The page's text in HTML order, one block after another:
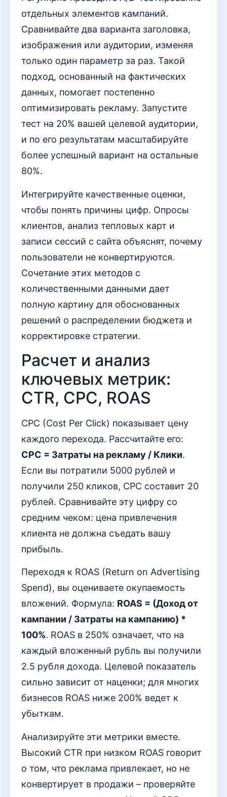
отдельных элементов кампаний.
Сравнивайте два варианта заголовка,
изображения или аудитории, изменяя
только один параметр за раз. Такой
подход, основанный на фактических
данных, помогает постепенно
оптимизировать рекламу. Запустите
тест на 20% вашей целевой аудитории,
и по его результатам масштабируйте
более успешный вариант на остальные
80%.
Интегрируйте качественные оценки,
чтобы понять причины цифр. Опросы
клиентов, анализ тепловых карт и
записи сессий с сайта объяснят, почему
пользователи не конвертируются.
Сочетание этих методов с
количественными данными дает
полную картину для обоснованных
решений о распределении бюджета и
корректировке стратегии.
Расчет и анализ
ключевых метрик:
CTR, CPC, ROAS
CPC (Cost Per Click) показывает цену
каждого перехода. Рассчитайте его:
CPC = Затраты на рекламу / Клики.
Если вы потратили 5000 рублей и
получили 250 кликов, CPC составит 20
рублей. Сравнивайте эту цифру со
средним чеком: цена привлечения
клиента не должна съедать вашу
прибыль.
Переходя к ROAS (Return on Advertising
Spend), вы оцениваете окупаемость
вложений. Формула: ROAS = (Доход от
кампании / Затраты на кампанию) *
100%. ROAS в 250% означает, что на
каждый вложенный рубль вы получили
2.5 рубля дохода. Целевой показатель
сильно зависит от наценки; для многих
бизнесов ROAS ниже 200% ведет к
убыткам.
Анализируйте эти метрики вместе.
Высокий CTR при низком ROAS говорит
о том, что реклама привлекает, но не
конвертирует в продажи – проверяйте